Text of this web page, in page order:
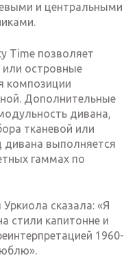
и центральными
Time позволяет
или островные
композиции
Дополнительные
дивана,
тканевой или
дивана выполняется
гаммах по
сказала: «Я
стили капитонне и
1960-